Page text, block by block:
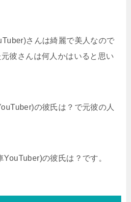
さんは綺麗で美人なので
彼さんは何人かはいると思い
の彼氏は？で元彼の人
の彼氏は？です。